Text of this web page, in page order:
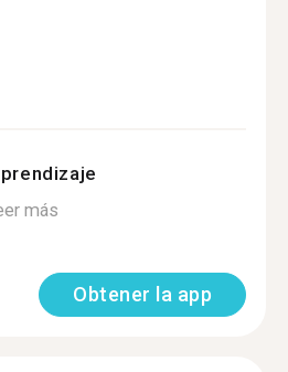
más
Obtener la app